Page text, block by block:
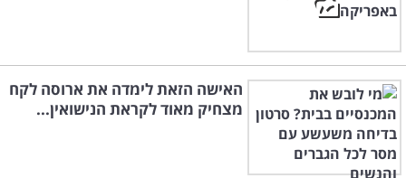
האישה הזאת לימדה את ארוסה לקח
מצחיק מאוד לקראת הנישואין...